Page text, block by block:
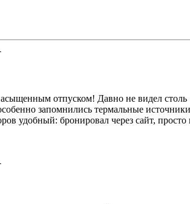
отпуском! Давно не видел столь
запомнились термальные
удобный: бронировал через сайт, просто